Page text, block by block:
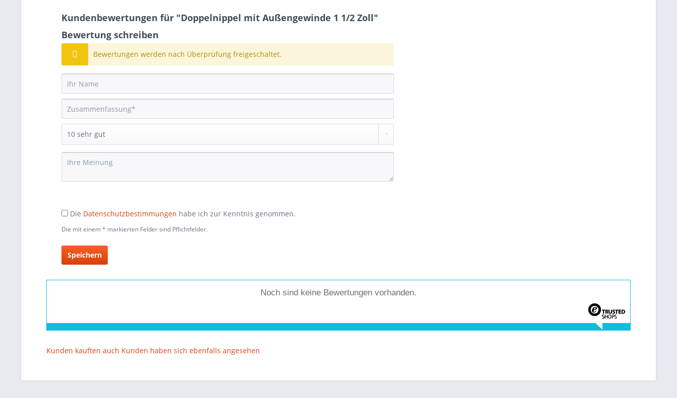
Kundenbewertungen für "Doppelnippel mit Außengewinde 1 1/2 Zoll"
Bewertung schreiben
Bewertungen werden nach Überprüfung freigeschaltet.
Die Datenschutzbestimmungen habe ich zur Kenntnis genommen.
Die mit einem * markierten Felder sind Pflichtfelder.
Speichern
Noch sind keine Bewertungen vorhanden.
Kunden kauften auch Kunden haben sich ebenfalls angesehen